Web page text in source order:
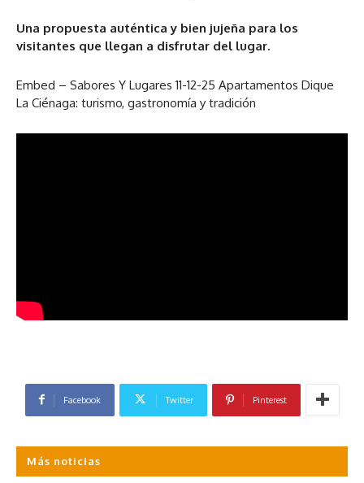
Una propuesta auténtica y bien jujeña para los
visitantes que llegan a disfrutar del lugar.
Embed – Sabores Y Lugares 11-12-25 Apartamentos Dique
La Ciénaga: turismo, gastronomía y tradición
Facebook Twitter Pinterest
Más noticias